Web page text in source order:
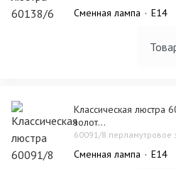
Сменная лампа E14
Классическая люстра
золот...
60091/8 перламутровое
Сменная лампа E14